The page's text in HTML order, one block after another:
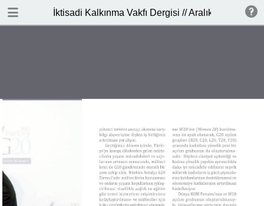
İktisadi Kalkınma Vakfı Dergisi // Aralık 2015
DOWNLOAD